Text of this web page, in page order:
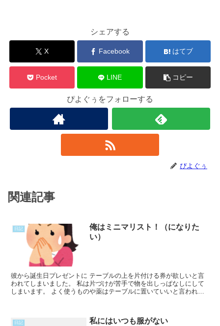
シェアする
X Facebook はてブ
Pocket LINE コピー
ぴよぐぅをフォローする
ぴよぐぅ
関連記事
日記
俺はミニマリスト！（になりた
い）
彼から誕生日プレゼントに テーブルの上を片付ける券が欲しいと言
われてしまいました。 私は片づけが苦手で物を出しっぱなしにして
しまいます。 よく使うものや薬はテーブルに置いていいと言われま
日記 私にはいつも服がない